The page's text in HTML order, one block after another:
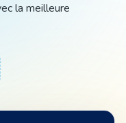
la meilleure